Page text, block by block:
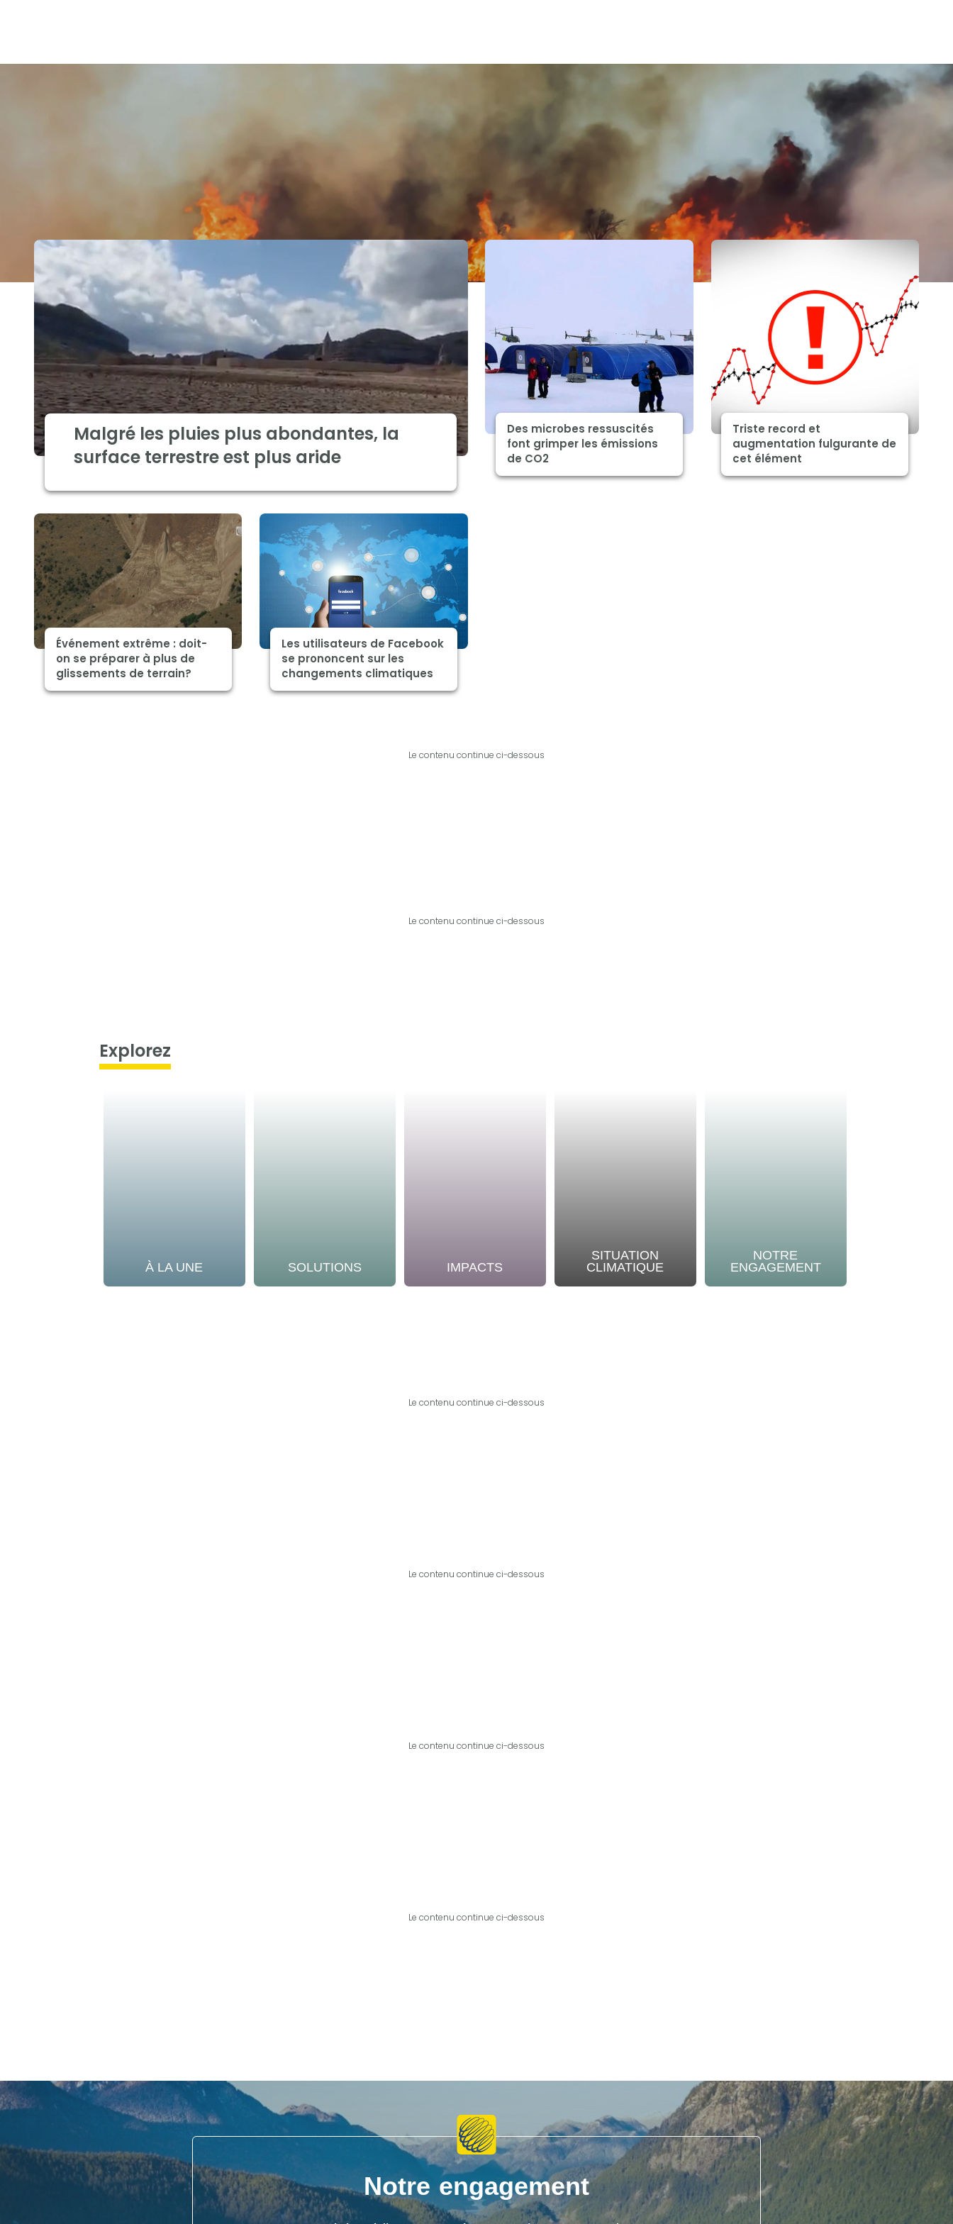
Malgré les pluies plus abondantes, la
surface terrestre est plus aride
Des microbes ressuscités
font grimper les émissions
de CO2
Triste record et
augmentation fulgurante de
cet élément
Événement extrême : doit-
on se préparer à plus de
glissements de terrain?
Les utilisateurs de Facebook
se prononcent sur les
changements climatiques
Le contenu continue ci-dessous
Le contenu continue ci-dessous
Explorez
À LA UNE SOLUTIONS IMPACTS
SITUATION
CLIMATIQUE
NOTRE
ENGAGEMENT
Le contenu continue ci-dessous
Le contenu continue ci-dessous
Le contenu continue ci-dessous
Le contenu continue ci-dessous
Notre engagement